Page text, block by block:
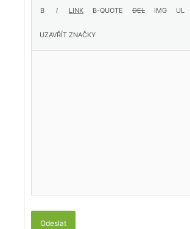
Odeslat